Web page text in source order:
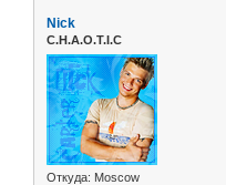
Nick
C.H.A.O.T.I.C
Откуда: Moscow